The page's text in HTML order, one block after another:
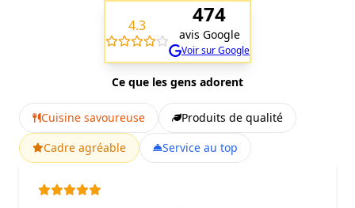
4.3 474
avis Google
Voir sur Google
Ce que les gens adorent
Cuisine savoureuse
Produits de qualité
Cadre agréable
Service au top